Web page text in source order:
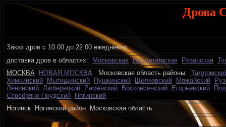
Дрова
Заказ дров с 10.00 до 22.00 ежедневно
доставка дров в областях:
Московская Владимирская Рязанская
МОСКВА
НОВАЯ МОСКВА Московская область районы:
Химкинский
Мытищинский Пушкинский Щелковский Можайский
Ленинский Люберецкий Раменский Воскресенский Егорьевский
Серебряно-Прудский
Ногинский
Ногинск Ногинский район Московская область